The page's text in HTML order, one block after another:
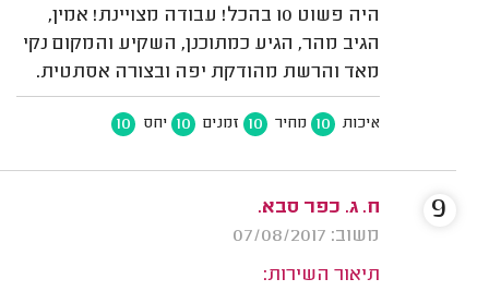
היה פשוט 10 בהכל! עבודה מצויינת! אמין,
הגיב מהר, הגיע כמתוכנן, השקיע והמקום נקי
מאד והרשת מהודקת יפה ובצורה אסתטית.
איכות 10 מחיר 10 זמנים 10 יחס 10
ח. ג. כפר סבא.
משוב: 07/08/2017
תיאור השירות:
9